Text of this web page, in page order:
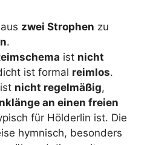
zwei Strophen zu
.
ist nicht
ist formal reimlos.
ist nicht regelmäßig,
an einen freien
für Hölderlin ist. Die
hymnisch, besonders